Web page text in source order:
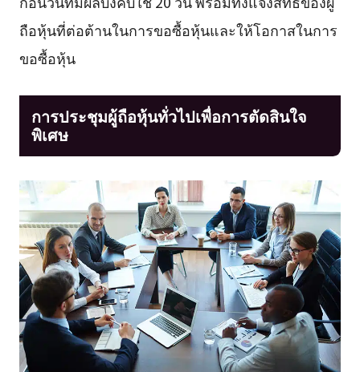
ถือหุ้นที่ต่อต้านในการขอซื้อหุ้นและให้โอกาสในการ
ขอซื้อหุ้น
การประชุมผู้ถือหุ้นทั่วไปเพื่อการตัดสินใจ
พิเศษ